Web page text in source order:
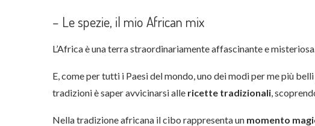
– Le spezie, il mio African mix
L’Africa è una terra straordinariamente affascinante e
E, come per tutti i Paesi del mondo, uno dei modi per me più
tradizioni è saper avvicinarsi alle ricette tradizionali,
Nella tradizione africana il cibo rappresenta un momento